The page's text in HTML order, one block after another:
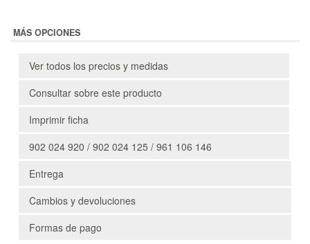
MÁS OPCIONES
Ver todos los precios y medidas
Consultar sobre este producto
Imprimir ficha
902 024 920 / 902 024 125 / 961 106 146
Entrega
Cambios y devoluciones
Formas de pago